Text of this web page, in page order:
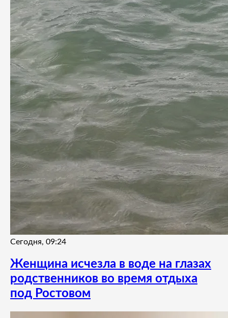
Сегодня, 09:24
Женщина исчезла в воде на глазах
родственников во время отдыха
под Ростовом